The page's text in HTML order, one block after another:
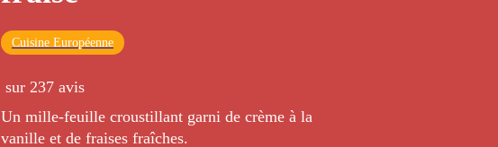
Cuisine Européenne
sur 237 avis
Un mille-feuille croustillant garni de crème à la
vanille et de fraises fraîches.